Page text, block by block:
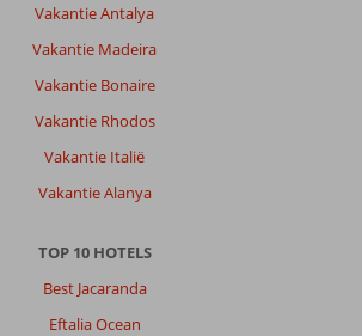
Vakantie Antalya
Vakantie Madeira
Vakantie Bonaire
Vakantie Rhodos
Vakantie Italië
Vakantie Alanya
TOP 10 HOTELS
Best Jacaranda
Eftalia Ocean